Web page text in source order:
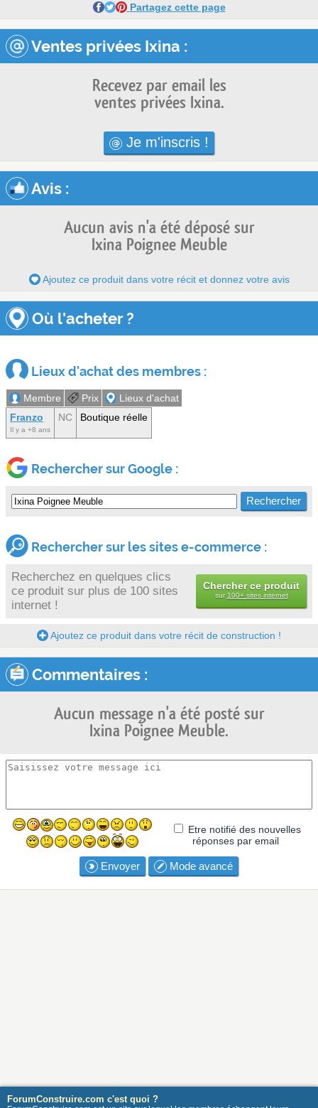
Partagez cette page
Ventes privées Ixina :
Recevez par email les
ventes privées Ixina.
Je m'inscris !
Avis :
Aucun avis n'a été déposé sur
Ixina Poignee Meuble
Ajoutez ce produit dans votre récit et donnez votre avis
Où l'acheter ?
Lieux d'achat des membres :
Membre Prix
Lieux d'achat
Franzo
Il y a +8 ans
NC Boutique réelle
Rechercher sur Google :
Rechercher sur les sites e-commerce :
Recherchez en quelques clics
ce produit sur plus de 100 sites
internet !
Chercher ce produit
sur 100+ sites internet
Ajoutez ce produit dans votre récit de construction !
Commentaires :
Aucun message n'a été posté sur
Ixina Poignee Meuble.
Etre notifié des nouvelles
réponses par email
Envoyer Mode avancé
ForumConstruire.com c'est quoi ?